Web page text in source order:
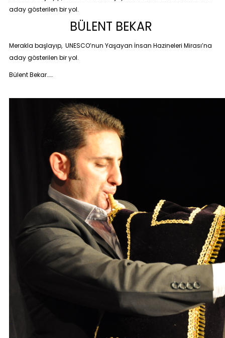
aday gösterilen bir yol.
BÜLENT BEKAR
Merakla başlayıp, UNESCO’nun Yaşayan İnsan Hazineleri Mirası’na
aday gösterilen bir yol.
Bülent Bekar……